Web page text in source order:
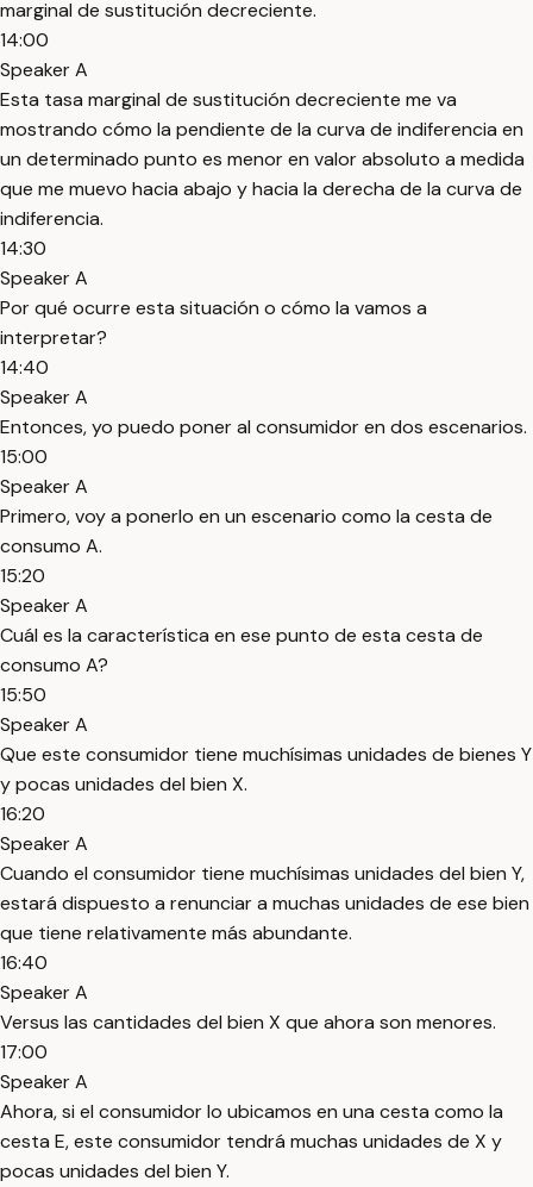
marginal de sustitución decreciente.
14:00
Speaker A
Esta tasa marginal de sustitución decreciente me va
mostrando cómo la pendiente de la curva de indiferencia en
un determinado punto es menor en valor absoluto a medida
que me muevo hacia abajo y hacia la derecha de la curva de
indiferencia.
14:30
Speaker A
Por qué ocurre esta situación o cómo la vamos a
interpretar?
14:40
Speaker A
Entonces, yo puedo poner al consumidor en dos escenarios.
15:00
Speaker A
Primero, voy a ponerlo en un escenario como la cesta de
consumo A.
15:20
Speaker A
Cuál es la característica en ese punto de esta cesta de
consumo A?
15:50
Speaker A
Que este consumidor tiene muchísimas unidades de bienes Y
y pocas unidades del bien X.
16:20
Speaker A
Cuando el consumidor tiene muchísimas unidades del bien Y,
estará dispuesto a renunciar a muchas unidades de ese bien
que tiene relativamente más abundante.
16:40
Speaker A
Versus las cantidades del bien X que ahora son menores.
17:00
Speaker A
Ahora, si el consumidor lo ubicamos en una cesta como la
cesta E, este consumidor tendrá muchas unidades de X y
pocas unidades del bien Y.